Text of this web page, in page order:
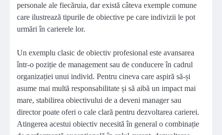
personale ale fiecăruia, dar există câteva exemple comune
care ilustrează tipurile de obiective pe care indivizii le pot
urmări în carierele lor.
Un exemplu clasic de obiectiv profesional este avansarea
într-o poziție de management sau de conducere în cadrul
organizației unui individ. Pentru cineva care aspiră să-și
asume mai multă responsabilitate și să aibă un impact mai
mare, stabilirea obiectivului de a deveni manager sau
director poate oferi o cale clară pentru dezvoltarea carierei.
Atingerea acestui obiectiv necesită în general o combinație